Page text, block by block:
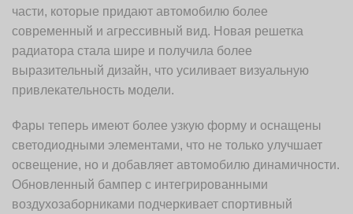
части, которые придают автомобилю более
современный и агрессивный вид. Новая решетка
радиатора стала шире и получила более
выразительный дизайн, что усиливает визуальную
привлекательность модели.
Фары теперь имеют более узкую форму и оснащены
светодиодными элементами, что не только улучшает
освещение, но и добавляет автомобилю динамичности.
Обновленный бампер с интегрированными
воздухозаборниками подчеркивает спортивный